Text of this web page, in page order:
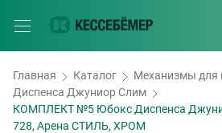
Главная Каталог
Механизмы для
Диспенса Джуниор Слим
КОМПЛЕКТ №5 Юбокс Диспенса
728, Арена СТИЛЬ, ХРОМ